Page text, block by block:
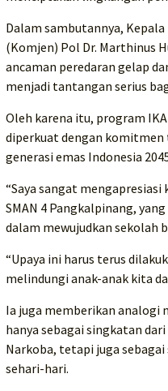
Dalam sambutannya,
(Komjen) Pol Dr. Marthinus
ancaman peredaran gelap
menjadi tantangan serius
Oleh karena itu, program
diperkuat dengan
generasi emas Indonesia
“Saya sangat
SMAN 4 Pangkalpinang,
dalam mewujudkan sekolah
“Upaya ini harus terus
melindungi anak-anak kita
Ia juga memberikan analogi
hanya sebagai singkatan
Narkoba, tetapi juga
sehari-hari.